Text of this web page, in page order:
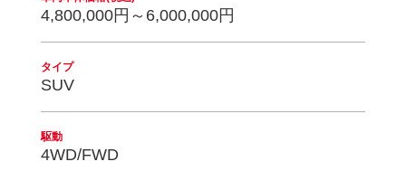
4,800,000円～6,000,000円
タイプ
SUV
駆動
4WD/FWD